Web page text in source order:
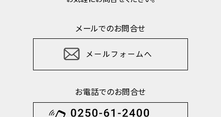
メールでのお問合せ
お電話でのお問合せ